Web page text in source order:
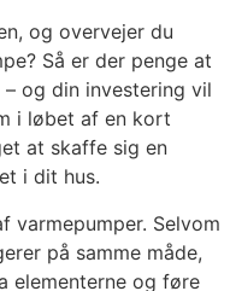
og overvejer du
Så er der penge at
og din investering vil
i løbet af en kort
at skaffe sig en
i dit hus.
varmepumper. Selvom
på samme måde,
elementerne og føre